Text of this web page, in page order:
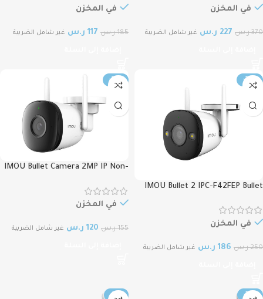
في المخزن
370 ر.س 227 ر.س غير شامل الضريبة
في المخزن
185 ر.س 117 ر.س غير شامل الضريبة
-26%
IMOU Bullet 2 IPC-F42FEP Bullet
بكسلفي المخزن
250 ر.س 186 ر.س غير شامل الضريبة
-23%
IMOU Bullet Camera 2MP IP Non-
(IPC-F22N-D) ايمو كاميرا لاسلكية
في المخزن
155 ر.س 120 ر.س غير شامل الضريبة
-39%
-31%